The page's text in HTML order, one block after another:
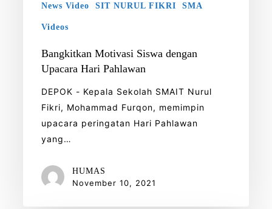
News Video SIT NURUL FIKRI SMA
Videos
Bangkitkan Motivasi Siswa dengan
Upacara Hari Pahlawan
DEPOK - Kepala Sekolah SMAIT Nurul
Fikri, Mohammad Furqon, memimpin
upacara peringatan Hari Pahlawan
yang…
HUMAS
November 10, 2021